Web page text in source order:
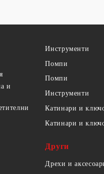
и
Инструменти
Помпи
Помпи
Инструменти
Катинари и
Катинари и
Други
Дрехи и